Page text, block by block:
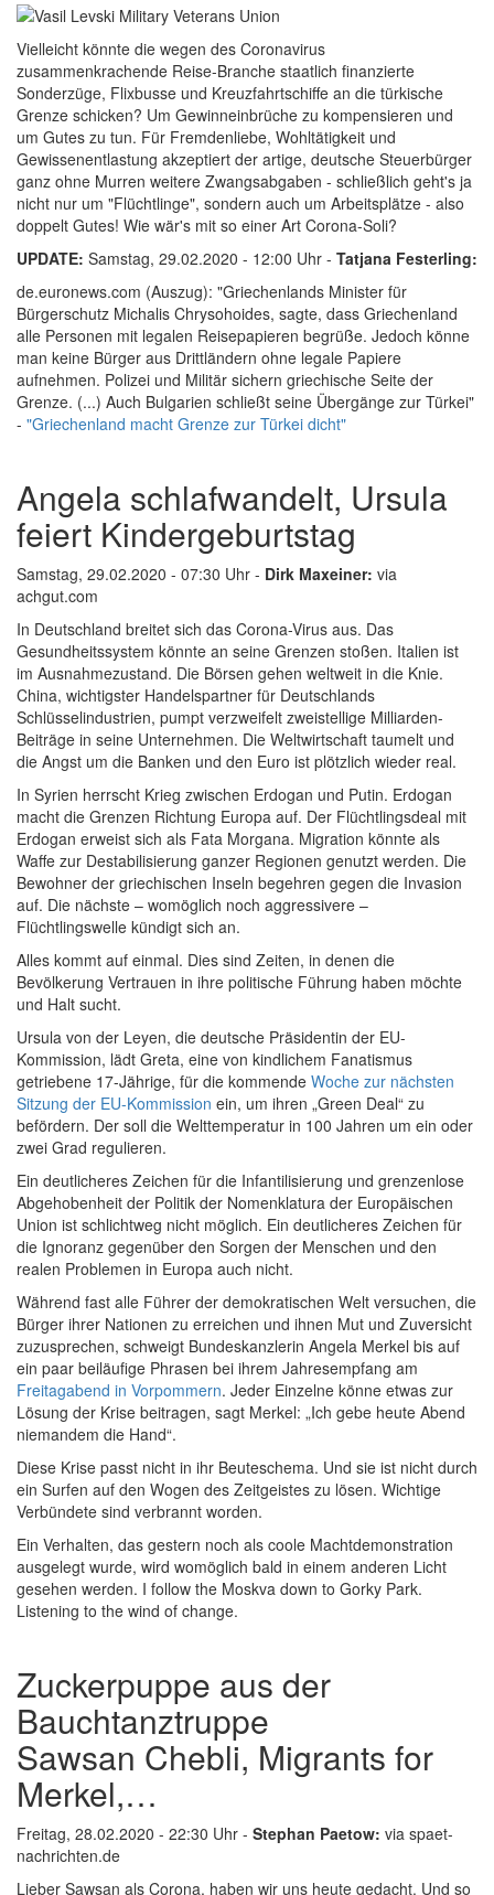
Vielleicht könnte die wegen des Coronavirus
zusammenkrachende Reise-Branche staatlich finanzierte
Sonderzüge, Flixbusse und Kreuzfahrtschiffe an die türkische
Grenze schicken? Um Gewinneinbrüche zu kompensieren und
um Gutes zu tun. Für Fremdenliebe, Wohltätigkeit und
Gewissenentlastung akzeptiert der artige, deutsche Steuerbürger
ganz ohne Murren weitere Zwangsabgaben - schließlich geht's ja
nicht nur um "Flüchtlinge", sondern auch um Arbeitsplätze - also
doppelt Gutes! Wie wär's mit so einer Art Corona-Soli?
UPDATE: Samstag, 29.02.2020 - 12:00 Uhr - Tatjana Festerling:
de.euronews.com (Auszug): "Griechenlands Minister für
Bürgerschutz Michalis Chrysohoides, sagte, dass Griechenland
alle Personen mit legalen Reisepapieren begrüße. Jedoch könne
man keine Bürger aus Drittländern ohne legale Papiere
aufnehmen. Polizei und Militär sichern griechische Seite der
Grenze. (...) Auch Bulgarien schließt seine Übergänge zur Türkei"
- "Griechenland macht Grenze zur Türkei dicht"
Angela schlafwandelt, Ursula
feiert Kindergeburtstag
Samstag, 29.02.2020 - 07:30 Uhr - Dirk Maxeiner: via
achgut.com
In Deutschland breitet sich das Corona-Virus aus. Das
Gesundheitssystem könnte an seine Grenzen stoßen. Italien ist
im Ausnahmezustand. Die Börsen gehen weltweit in die Knie.
China, wichtigster Handelspartner für Deutschlands
Schlüsselindustrien, pumpt verzweifelt zweistellige Milliarden-
Beiträge in seine Unternehmen. Die Weltwirtschaft taumelt und
die Angst um die Banken und den Euro ist plötzlich wieder real.
In Syrien herrscht Krieg zwischen Erdogan und Putin. Erdogan
macht die Grenzen Richtung Europa auf. Der Flüchtlingsdeal mit
Erdogan erweist sich als Fata Morgana. Migration könnte als
Waffe zur Destabilisierung ganzer Regionen genutzt werden. Die
Bewohner der griechischen Inseln begehren gegen die Invasion
auf. Die nächste – womöglich noch aggressivere –
Flüchtlingswelle kündigt sich an.
Alles kommt auf einmal. Dies sind Zeiten, in denen die
Bevölkerung Vertrauen in ihre politische Führung haben möchte
und Halt sucht.
Ursula von der Leyen, die deutsche Präsidentin der EU-
Kommission, lädt Greta, eine von kindlichem Fanatismus
getriebene 17-Jährige, für die kommende Woche zur nächsten
Sitzung der EU-Kommission ein, um ihren „Green Deal“ zu
befördern. Der soll die Welttemperatur in 100 Jahren um ein oder
zwei Grad regulieren.
Ein deutlicheres Zeichen für die Infantilisierung und grenzenlose
Abgehobenheit der Politik der Nomenklatura der Europäischen
Union ist schlichtweg nicht möglich. Ein deutlicheres Zeichen für
die Ignoranz gegenüber den Sorgen der Menschen und den
realen Problemen in Europa auch nicht.
Während fast alle Führer der demokratischen Welt versuchen, die
Bürger ihrer Nationen zu erreichen und ihnen Mut und Zuversicht
zuzusprechen, schweigt Bundeskanzlerin Angela Merkel bis auf
ein paar beiläufige Phrasen bei ihrem Jahresempfang am
Freitagabend in Vorpommern. Jeder Einzelne könne etwas zur
Lösung der Krise beitragen, sagt Merkel: „Ich gebe heute Abend
niemandem die Hand“.
Diese Krise passt nicht in ihr Beuteschema. Und sie ist nicht durch
ein Surfen auf den Wogen des Zeitgeistes zu lösen. Wichtige
Verbündete sind verbrannt worden.
Ein Verhalten, das gestern noch als coole Machtdemonstration
ausgelegt wurde, wird womöglich bald in einem anderen Licht
gesehen werden. I follow the Moskva down to Gorky Park.
Listening to the wind of change.
Zuckerpuppe aus der
Bauchtanztruppe
Sawsan Chebli, Migrants for
Merkel,…
Freitag, 28.02.2020 - 22:30 Uhr - Stephan Paetow: via spaet-
nachrichten.de
Lieber Sawsan als Corona, haben wir uns heute gedacht. Und so